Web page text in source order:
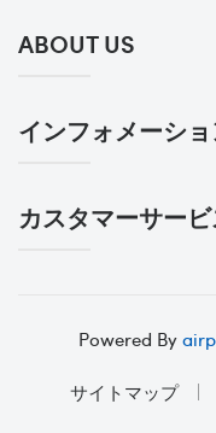
ABOUT US
インフォメーシ
カスタマーサー
Powered By
サイトマップ